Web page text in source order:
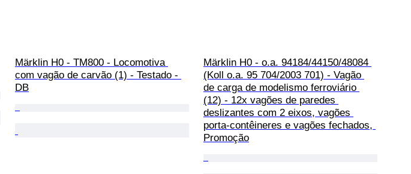
Märklin H0 - TM800 - Locomotiva
com vagão de carvão (1) - Testado -
DB
Märklin H0 - o.a. 94184/44150/48084
(Koll o.a. 95 704/2003 701) - Vagão
de carga de modelismo ferroviário
(12) - 12x vagões de paredes
deslizantes com 2 eixos, vagões
porta-contêineres e vagões fechados,
Promoção